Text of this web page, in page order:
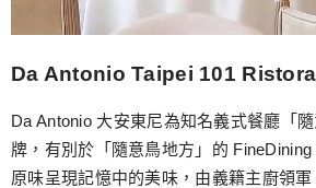
Da Antonio Taipei 101
Da Antonio 大安東尼為知名義式餐廳「
牌，有別於「隨意鳥地方」的
原味呈現記憶中的美味，由義籍主廚領